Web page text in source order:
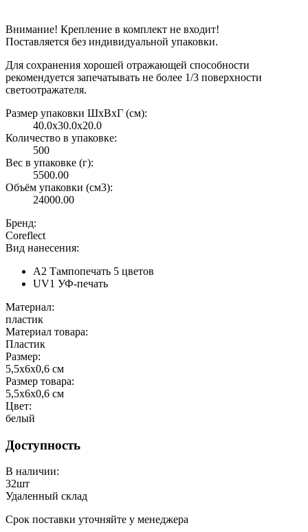
Внимание! Крепление в комплект не входит!
Поставляется без индивидуальной упаковки.
Для сохранения хорошей отражающей способности
рекомендуется запечатывать не более 1/3 поверхности
светоотражателя.
Размер упаковки ШxВxГ (см):
40.0x30.0x20.0
Количество в упаковке:
500
Вес в упаковке (г):
5500.00
Объём упаковки (см3):
24000.00
Бренд:
Coreflect
Вид нанесения:
A2 Тампопечать 5 цветов
UV1 УФ-печать
Материал:
пластик
Материал товара:
Пластик
Размер:
5,5х6х0,6 см
Размер товара:
5,5х6х0,6 см
Цвет:
белый
Доступность
В наличии:
32шт
Удаленный склад
Срок поставки уточняйте у менеджера